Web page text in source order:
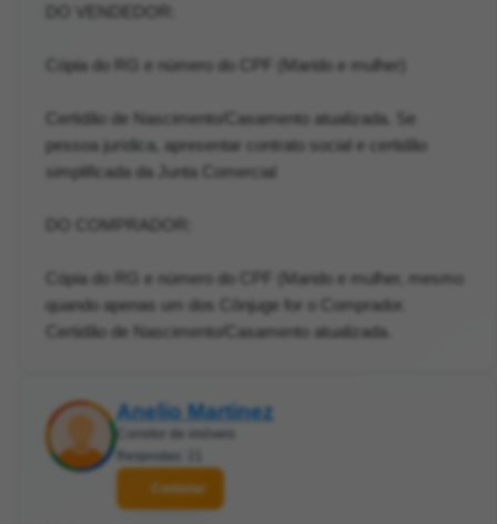
Cópia do RG e número do CPF (Marido e mulher)
Certidão de Nascimento/Casamento atualizada. Se
pessoa jurídica, apresentar contrato social e certidão
simplificada da Junta Comercial
DO COMPRADOR:
Cópia do RG e número do CPF (Marido e mulher, mesmo
quando apenas um dos Cônjuge for o Comprador.
Certidão de Nascimento/Casamento atualizada.
Anelio Martinez
Corretor de imóveis
Respostas: 21
Contatar